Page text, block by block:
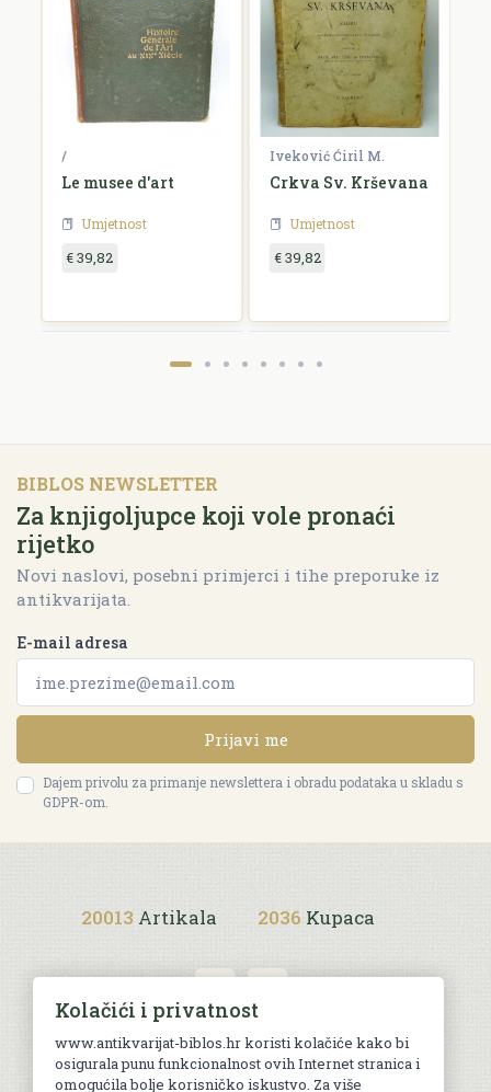
/
Le musee d'art
Umjetnost
€ 39,82
Iveković Ćiril M.
Crkva Sv. Krševana
Umjetnost
€ 39,82
BIBLOS NEWSLETTER
Za knjigoljupce koji vole pronaći
rijetko
Novi naslovi, posebni primjerci i tihe preporuke iz
antikvarijata.
E-mail adresa
Prijavi me
Dajem privolu za primanje newslettera i obradu podataka u skladu s
GDPR-om.
20013 Artikala 2036 Kupaca
Uvjeti kupnje
Kolačići i privatnost
www.antikvarijat-biblos.hr koristi kolačiće kako bi
osigurala punu funkcionalnost ovih Internet stranica i
omogućila bolje korisničko iskustvo. Za više